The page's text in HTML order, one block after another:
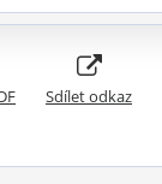
Sdílet odkaz